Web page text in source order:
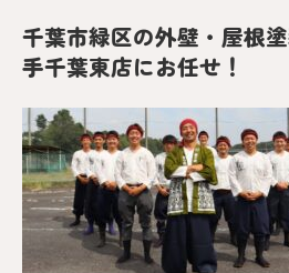
千葉市緑区の外壁・屋根
手千葉東店にお任せ！